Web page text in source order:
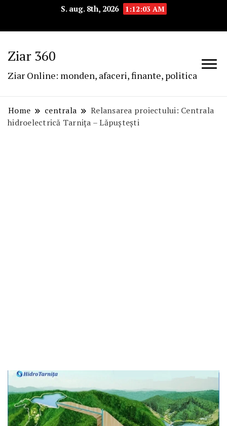
S. aug. 8th, 2026 1:12:04 AM
Ziar 360
Ziar Online: monden, afaceri, finante, politica
Home centrala
Relansarea proiectului: Centrala
hidroelectrică Tarnița – Lăpuștești